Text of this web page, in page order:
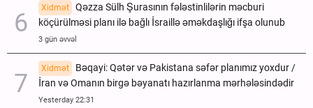
Xidmət
Qəzza Sülh Şurasının fələstinlilərin məcburi
köçürülməsi planı ilə bağlı İsraillə əməkdaşlığı ifşa olunub
3 gün əvvəl
Xidmət
Bəqayi: Qətər və Pakistana səfər planımız yoxdur /
İran və Omanın birgə bəyanatı hazırlanma mərhələsindədir
Yesterday 22:31